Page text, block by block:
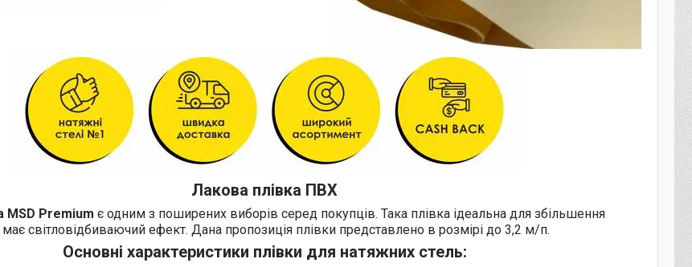
Лакова плівка ПВХ
MSD Premium є одним з поширених виборів серед покупців. Така плівка ідеальна для збільшення
світловідбиваючий ефект. Дана пропозиція плівки представлено в розмірі до 3,2 м/п.
Основні характеристики плівки для натяжних стель: